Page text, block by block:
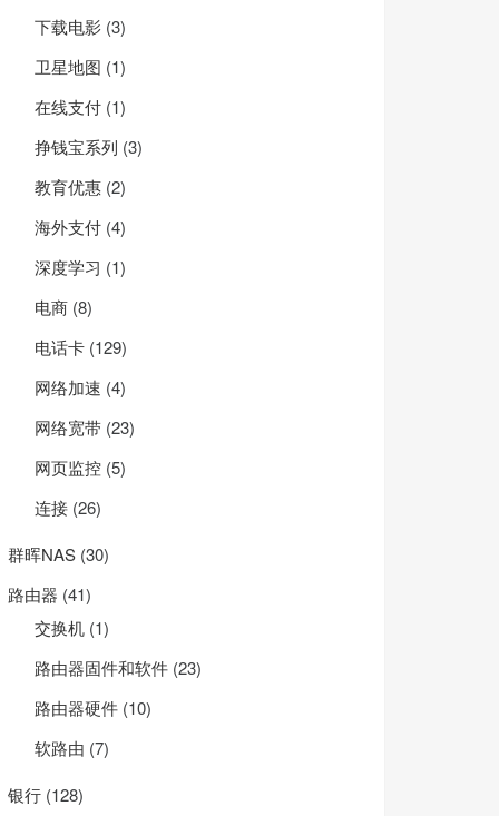
下载电影 (3)
卫星地图 (1)
在线支付 (1)
挣钱宝系列 (3)
教育优惠 (2)
海外支付 (4)
深度学习 (1)
电商 (8)
电话卡 (129)
网络加速 (4)
网络宽带 (23)
网页监控 (5)
连接 (26)
群晖NAS (30)
路由器 (41)
交换机 (1)
路由器固件和软件 (23)
路由器硬件 (10)
软路由 (7)
银行 (128)